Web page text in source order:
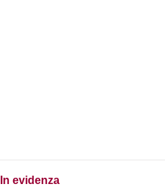
In evidenza